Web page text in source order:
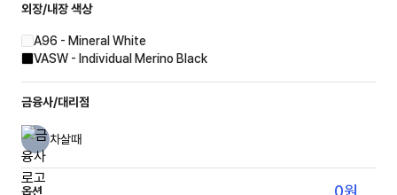
외장/내장색상
A96 - Mineral White
VASW - Individual Merino Black
금융사/대리점
차살때
옵션 0원